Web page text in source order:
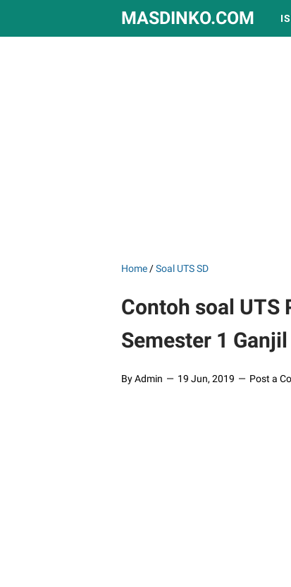
MASDINKO.COM
Home /Soal UTS SD
Contoh soal UTS
Semester 1 Ganjil
By Admin 19 Jun, 2019 Post a